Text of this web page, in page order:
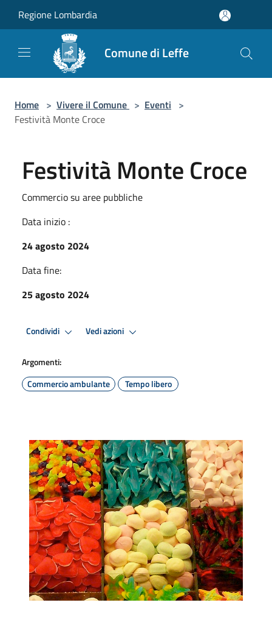
Regione Lombardia
Comune di Leffe
Home > Vivere il Comune > Eventi >
Festività Monte Croce
Festività Monte Croce
Commercio su aree pubbliche
Data inizio :
24 agosto 2024
Data fine:
25 agosto 2024
Condividi Vedi azioni
Argomenti:
Commercio ambulante
Tempo libero